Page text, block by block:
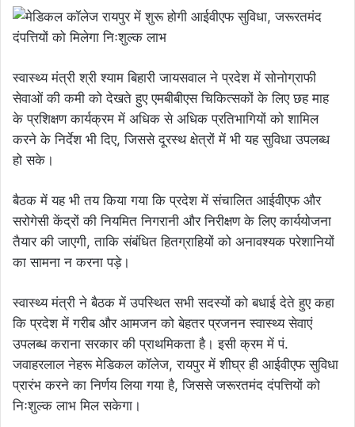
स्वास्थ्य मंत्री श्री श्याम बिहारी जायसवाल ने प्रदेश में सोनोग्राफी
सेवाओं की कमी को देखते हुए एमबीबीएस चिकित्सकों के लिए छह माह
के प्रशिक्षण कार्यक्रम में अधिक से अधिक प्रतिभागियों को शामिल
करने के निर्देश भी दिए, जिससे दूरस्थ क्षेत्रों में भी यह सुविधा उपलब्ध
हो सके।
बैठक में यह भी तय किया गया कि प्रदेश में संचालित आईवीएफ और
सरोगेसी केंद्रों की नियमित निगरानी और निरीक्षण के लिए कार्ययोजना
तैयार की जाएगी, ताकि संबंधित हितग्राहियों को अनावश्यक परेशानियों
का सामना न करना पड़े।
स्वास्थ्य मंत्री ने बैठक में उपस्थित सभी सदस्यों को बधाई देते हुए कहा
कि प्रदेश में गरीब और आमजन को बेहतर प्रजनन स्वास्थ्य सेवाएं
उपलब्ध कराना सरकार की प्राथमिकता है। इसी क्रम में पं.
जवाहरलाल नेहरू मेडिकल कॉलेज, रायपुर में शीघ्र ही आईवीएफ सुविधा
प्रारंभ करने का निर्णय लिया गया है, जिससे जरूरतमंद दंपत्तियों को
निःशुल्क लाभ मिल सकेगा।